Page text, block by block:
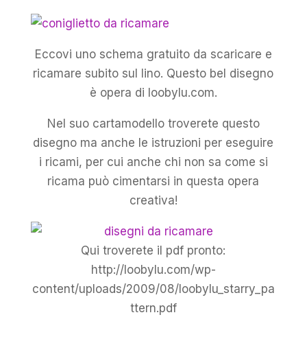
Eccovi uno schema gratuito da scaricare e
ricamare subito sul lino. Questo bel disegno
è opera di loobylu.com.
Nel suo cartamodello troverete questo
disegno ma anche le istruzioni per eseguire
i ricami, per cui anche chi non sa come si
ricama può cimentarsi in questa opera
creativa!
Qui troverete il pdf pronto:
http://loobylu.com/wp-
content/uploads/2009/08/loobylu_starry_pa
ttern.pdf